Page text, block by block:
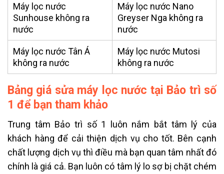
Máy lọc nước
Sunhouse không ra
nước
Máy lọc nước Nano
Greyser Nga không ra
nước
Máy lọc nước Tân Á
không ra nước
Máy lọc nước Mutosi
không ra nước
Bảng giá sửa máy lọc nước tại Bảo trì số
1 để bạn tham khảo
Trung tâm Bảo trì số 1 luôn nắm bắt tâm lý của
khách hàng để cải thiện dịch vụ cho tốt. Bên cạnh
chất lượng dịch vụ thì điều mà bạn quan tâm nhất đó
chính là giá cả. Bạn luôn có tâm lý lo sợ bị chặt chém